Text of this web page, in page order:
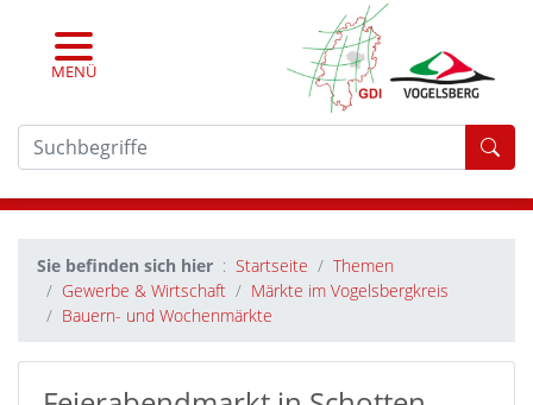
MENÜ
Sie befinden sich hier Startseite
Themen
Gewerbe & Wirtschaft
Märkte im Vogelsbergkreis
Bauern- und Wochenmärkte